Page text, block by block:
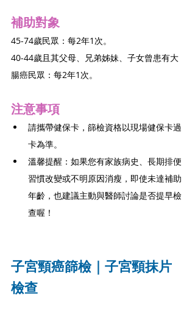
補助對象
45-74歲民眾：每2年1次。
40-44歲且其父母、兄弟姊妹、子女曾患有大
腸癌民眾：每2年1次。
注意事項
請攜帶健保卡，篩檢資格以現場健保卡過
卡為準。
溫馨提醒：如果您有家族病史、長期排便
習慣改變或不明原因消瘦，即使未達補助
年齡，也建議主動與醫師討論是否提早檢
查喔！
子宮頸癌篩檢｜子宮頸抹片
檢查